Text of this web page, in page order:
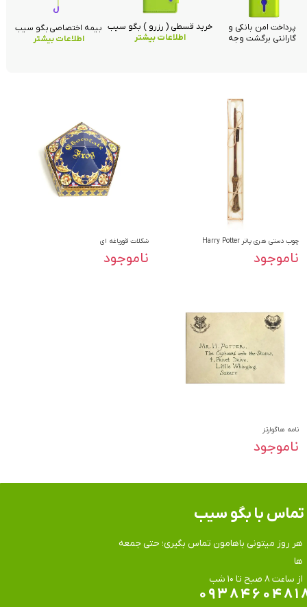
چوب دستی هری پاتر Harry Potter
ناموجود
شکلات قورباغه ای
ناموجود
نامه هاگوارتز
ناموجود
خرید قسطی ( رزرو ) بگو سیب
اطلاعات بیشتر
پرداخت امن بانکی و
گارانتی برگشت وجه
بیمه اختصاصی بگو سیب
اطلاعات بیشتر
هر روز میتونی باهامون تماس بگیری؛ حتی جمعه
ها
​​​​​​​از ساعت ۸ صبح تا ۱۰ شب
تماس​​​​​​​ با بگو سیب